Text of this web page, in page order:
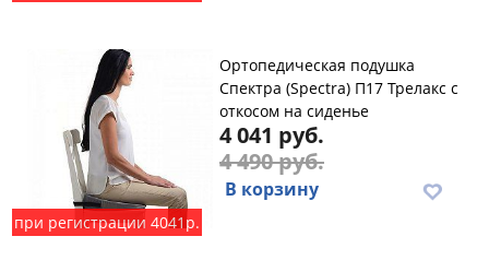
при регистрации 4041р.
Ортопедическая подушка
Спектра (Spectra) П17 Трелакс с
откосом на сиденье
4 041 руб.
4 490 руб.
В корзину